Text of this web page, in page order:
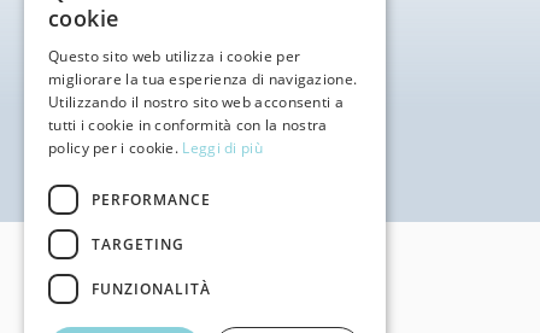
cookie
Questo sito web utilizza i cookie per
migliorare la tua esperienza di navigazione.
Utilizzando il nostro sito web acconsenti a
tutti i cookie in conformità con la nostra
policy per i cookie. Leggi di più
PERFORMANCE
TARGETING
FUNZIONALITÀ